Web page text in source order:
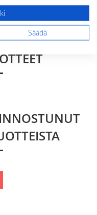
Säädä